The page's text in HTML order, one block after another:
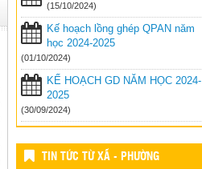
(15/10/2024)
Kế hoạch lồng ghép QPAN năm
học 2024-2025
(01/10/2024)
KẾ HOẠCH GD NĂM HỌC 2024-
2025
(30/09/2024)
TIN TỨC TỪ XÃ - PHƯỜNG